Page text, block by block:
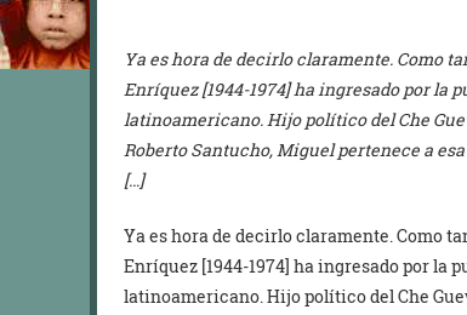
Ya es hora de decirlo claramente. Como
Enríquez [1944-1974] ha ingresado por la
latinoamericano. Hijo político del Che
Roberto Santucho, Miguel pertenece a
[…]
Ya es hora de decirlo claramente. Como
Enríquez [1944-1974] ha ingresado por la
latinoamericano. Hijo político del Che